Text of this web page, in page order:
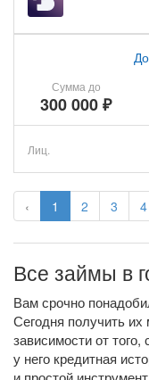
‹ 1 2 3 4
Сумма до
300 000 ₽
Лиц.
Все займы в
Вам срочно
Сегодня получить
зависимости от того,
у него кредитная